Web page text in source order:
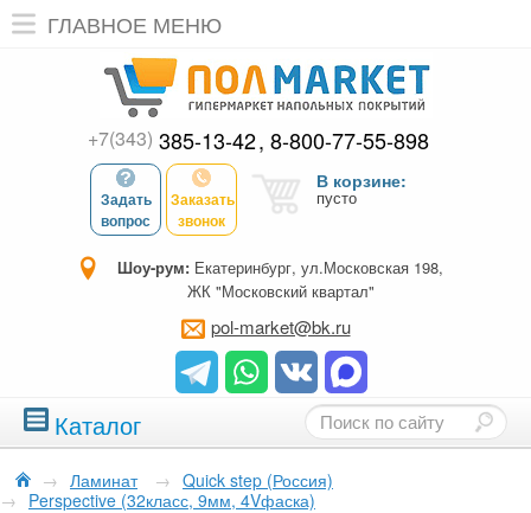
ГЛАВНОЕ МЕНЮ
+7(343) 385-13-42 8-800-77-55-898
Задать
вопрос
Заказать
звонок
В корзине:
пусто
Шоу-рум: Екатеринбург, ул.Московская 198,
ЖК "Московский квартал"
pol-market@bk.ru
Каталог
→ Ламинат → Quick step (Россия)
→ Perspective (32класс, 9мм, 4Vфаска)